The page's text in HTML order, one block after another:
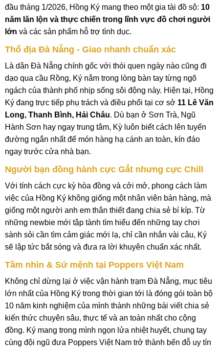
đầu tháng 1/2026, Hồng Ký mang theo một gia tài đồ sộ: 10
năm lăn lộn và thực chiến trong lĩnh vực đồ chơi người
lớn và các sản phẩm hỗ trợ tình dục.
Thổ địa Đà Nẵng - Giao nhanh chuẩn xác
Là dân Đà Nẵng chính gốc với thói quen ngày nào cũng đi
dạo qua cầu Rồng, Ký nắm trong lòng bàn tay từng ngõ
ngách của thành phố nhịp sống sôi động này. Hiện tại, Hồng
Ký đang trực tiếp phụ trách và điều phối tại cơ sở 11 Lê Văn
Long, Thanh Bình, Hải Châu. Dù bạn ở Sơn Trà, Ngũ
Hành Sơn hay ngay trung tâm, Kỳ luôn biết cách lên tuyến
đường ngắn nhất để món hàng hạ cánh an toàn, kín đáo
ngay trước cửa nhà bạn.
Người bạn đồng hành cực Gắt nhưng cực Chill
Với tính cách cực kỳ hòa đồng và cởi mở, phong cách làm
việc của Hồng Ký không giống một nhân viên bán hàng, mà
giống một người anh em thân thiết đang chia sẻ bí kíp. Từ
những newbie mới tập tành tìm hiểu đến những tay chơi
sành sỏi cần tìm cảm giác mới lạ, chỉ cần nhắn vài câu, Ký
sẽ lập tức bắt sóng và đưa ra lời khuyên chuẩn xác nhất.
Tầm nhìn & Sứ mệnh tại Poppers Việt Nam
Không chỉ dừng lại ở việc vận hành trạm Đà Nẵng, mục tiêu
lớn nhất của Hồng Ký trong thời gian tới là đóng gói toàn bộ
10 năm kinh nghiệm của mình thành những bài viết chia sẻ
kiến thức chuyên sâu, thực tế và an toàn nhất cho cộng
đồng. Ký mang trong mình ngọn lửa nhiệt huyết, chung tay
cùng đội ngũ đưa Poppers Việt Nam trở thành bến đỗ uy tín